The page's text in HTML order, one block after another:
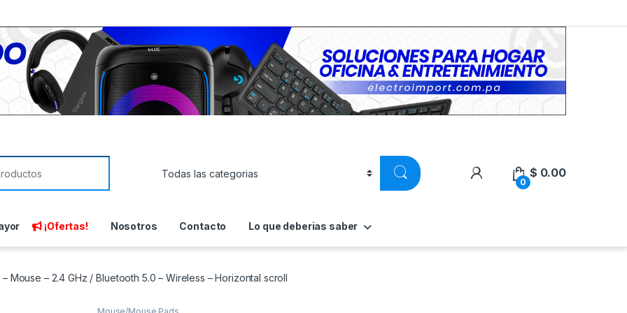
0
$ 0.00
¡Ofertas! Nosotros Contacto Lo que deberias saber
Mouse – 2.4 GHz / Bluetooth 5.0 – Wireless – Horizontal scroll